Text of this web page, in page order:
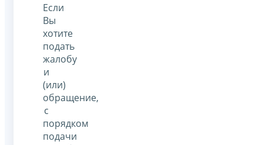
Если
Вы
хотите
подать
жалобу
и
(или)
обращение,
с
порядком
подачи